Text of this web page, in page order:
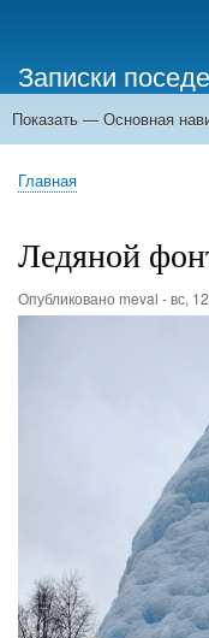
учётной
записи
пользователя
Записки
Основная
Показать — Основная
Главная
Строка
Главная
Ледяной
Опубликовано meval -вс,